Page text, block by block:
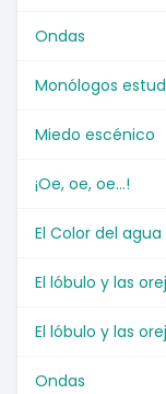
Ondas
Monólogos
Miedo escénico
¡Oe, oe, oe...!
El Color del agua
El lóbulo y las
El lóbulo y las
Ondas